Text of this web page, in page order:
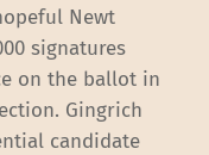
Newt
signatures
on the ballot in
Gingrich
candidate